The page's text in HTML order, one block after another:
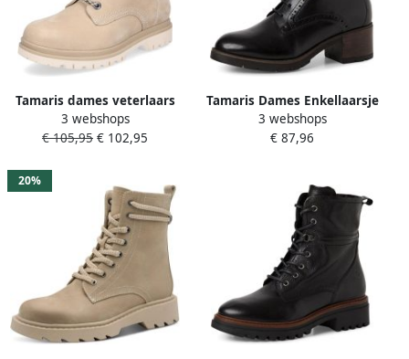
Tamaris dames veterlaars
beige
3 webshops
€ 105,95 € 102,95
Tamaris Dames Enkellaarsje
1-25143-45 001
3 webshops
€ 87,96
20%